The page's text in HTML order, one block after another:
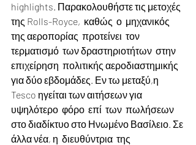
highlights. Παρακολουθήστε τις μετοχές
της Rolls-Royce,  καθώς  ο  μηχανικός
της αεροπορίας  προτείνει  τον
τερματισμό  των δραστηριοτήτων  στην
επιχείρηση  πολιτικής αεροδιαστημικής
για δύο εβδομάδες. Εν τω μεταξύ,η
Tesco ηγείται των αιτήσεων για
υψηλότερο  φόρο  επί  των  πωλήσεων
στο διαδίκτυο στο Ηνωμένο Βασίλειο. Σε
άλλα νέα, η  διευθύντρια  της